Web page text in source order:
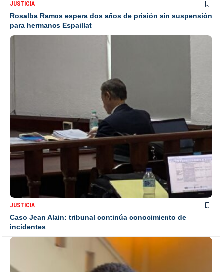
JUSTICIA
Rosalba Ramos espera dos años de prisión sin suspensión
para hermanos Espaillat
JUSTICIA
Caso Jean Alain: tribunal continúa conocimiento de
incidentes